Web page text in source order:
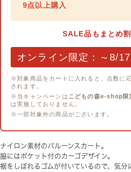
9点以上購入
SALE品もまとめ割
オンライン限定：～8/
※対象商品をカートに入れると、点数に
されます。
※当キャンペーンは こどもの森e-shop限
は実施しておりません。
※一部対象外の商品がございます。
ナイロン素材のバルーンスカート。
脇にはポケット付のカーゴデザイン。
裾をしぼれるゴムが付いているので、気分